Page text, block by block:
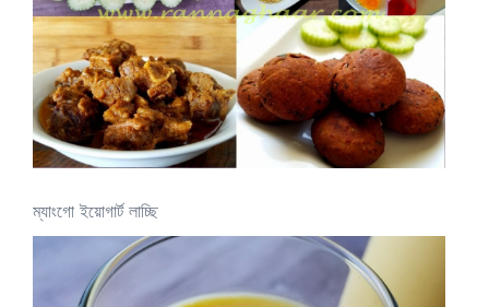
ম্যাংগো ইয়োগার্ট লাচ্ছি